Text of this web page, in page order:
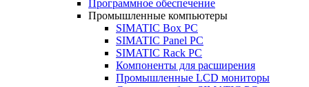
Программное обеспечение
Промышленные компьютеры
SIMATIC Box PC
SIMATIC Panel PС
SIMATIC Rack PC
Компоненты для расширения
Промышленные LCD мониторы